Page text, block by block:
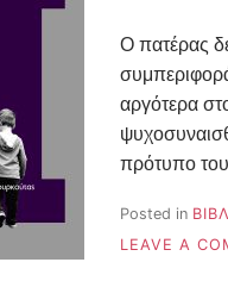
Ο πατέρας
αργότερα
πρότυπο
Posted in
LEAVE A